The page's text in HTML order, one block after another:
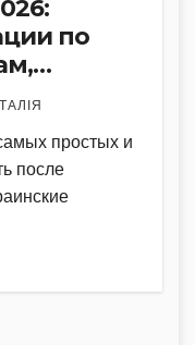
по
простых и
после